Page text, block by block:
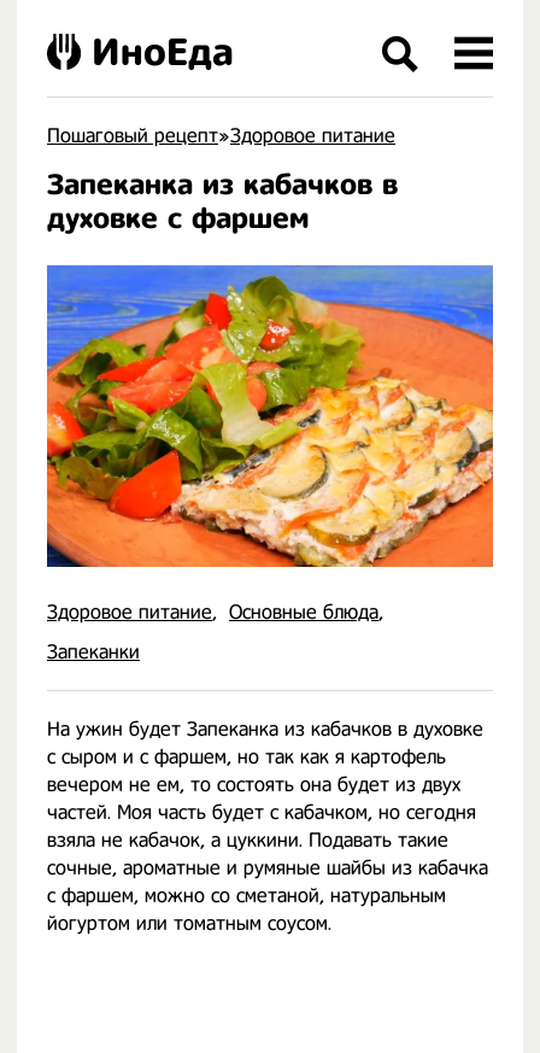
Пошаговый рецепт»Здоровое питание
Запеканка из кабачков в
духовке с фаршем
Здоровое питание
Основные блюда
Запеканки
На ужин будет Запеканка из кабачков в духовке
с сыром и с фаршем, но так как я картофель
вечером не ем, то состоять она будет из двух
частей. Моя часть будет с кабачком, но сегодня
взяла не кабачок, а цуккини. Подавать такие
сочные, ароматные и румяные шайбы из кабачка
с фаршем, можно со сметаной, натуральным
йогуртом или томатным соусом.
ИноЕда